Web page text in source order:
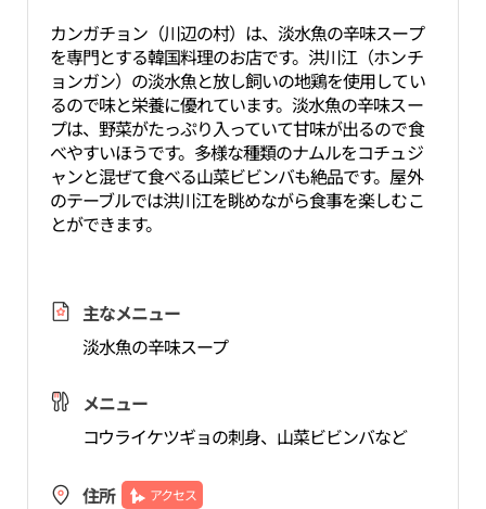
カンガチョン（川辺の村）は、淡水魚の辛味スープ
を専門とする韓国料理のお店です。洪川江（ホンチ
ョンガン）の淡水魚と放し飼いの地鶏を使用してい
るので味と栄養に優れています。淡水魚の辛味スー
プは、野菜がたっぷり入っていて甘味が出るので食
べやすいほうです。多様な種類のナムルをコチュジ
ャンと混ぜて食べる山菜ビビンバも絶品です。屋外
のテーブルでは洪川江を眺めながら食事を楽しむこ
とができます。
主なメニュー
淡水魚の辛味スープ
メニュー
コウライケツギョの刺身、山菜ビビンバなど
住所 アクセス